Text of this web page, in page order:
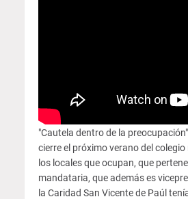
"Cautela dentro de la
cierre el próximo verano del
los locales que ocupan, que
mandataria, que además es
la Caridad San Vicente de Paúl